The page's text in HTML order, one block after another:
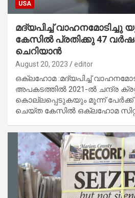
USA
മദ്യപിച്ച് വാഹനമോടിച്ചു
കേസിൽ പ്രതിക്കു 47 വർഷം
ചെറിയാൻ
August 20, 2023 editor
ഒക്‌ലഹോമ :മദ്യപിച്ച്
അപകടത്തിൽ 2021-ൽ ചന്ദ്ര
കൊല്ലപ്പെടുകയും മൂന്ന്
ചെയ്ത കേസിൽ ഒക്‌ലഹോമ